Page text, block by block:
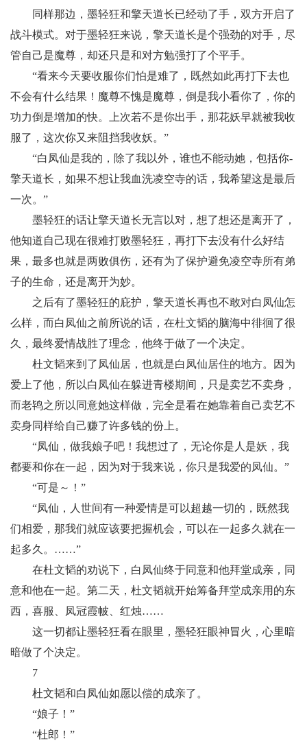
同样那边，墨轻狂和擎天道长已经动了手，双方开启了
战斗模式。对于墨轻狂来说，擎天道长是个强劲的对手，尽
管自己是魔尊，却还只是和对方勉强打了个平手。
“看来今天要收服你们怕是难了，既然如此再打下去也
不会有什么结果！魔尊不愧是魔尊，倒是我小看你了，你的
功力倒是增加的快。上次若不是你出手，那花妖早就被我收
服了，这次你又来阻挡我收妖。”
“白凤仙是我的，除了我以外，谁也不能动她，包括你-
擎天道长，如果不想让我血洗凌空寺的话，我希望这是最后
一次。”
墨轻狂的话让擎天道长无言以对，想了想还是离开了，
他知道自己现在很难打败墨轻狂，再打下去没有什么好结
果，最多也就是两败俱伤，还有为了保护避免凌空寺所有弟
子的生命，还是离开为妙。
之后有了墨轻狂的庇护，擎天道长再也不敢对白凤仙怎
么样，而白凤仙之前所说的话，在杜文韬的脑海中徘徊了很
久，最终爱情战胜了理念，他终于做了一个决定。
杜文韬来到了凤仙居，也就是白凤仙居住的地方。因为
爱上了他，所以白凤仙在躲进青楼期间，只是卖艺不卖身，
而老鸨之所以同意她这样做，完全是看在她靠着自己卖艺不
卖身同样给自己赚了许多钱的份上。
“凤仙，做我娘子吧！我想过了，无论你是人是妖，我
都要和你在一起，因为对于我来说，你只是我爱的凤仙。”
“可是～！”
“凤仙，人世间有一种爱情是可以超越一切的，既然我
们相爱，那我们就应该要把握机会，可以在一起多久就在一
起多久。……”
在杜文韬的劝说下，白凤仙终于同意和他拜堂成亲，同
意和他在一起。第二天，杜文韬就开始筹备拜堂成亲用的东
西，喜服、凤冠霞帔、红烛……
这一切都让墨轻狂看在眼里，墨轻狂眼神冒火，心里暗
暗做了个决定。
7
杜文韬和白凤仙如愿以偿的成亲了。
“娘子！”
“杜郎！”